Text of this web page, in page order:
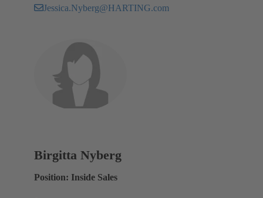
Jessica.Nyberg@HARTING.com
Birgitta Nyberg
Position: Inside Sales